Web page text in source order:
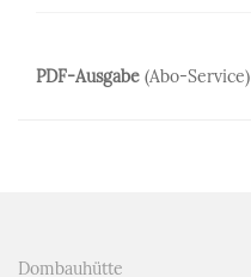
PDF-Ausgabe (Abo-Service)
Dombauhütte